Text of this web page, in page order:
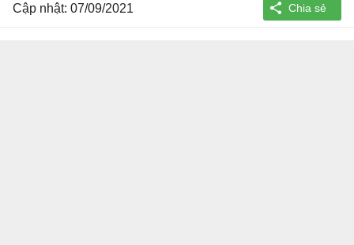
Cập nhật: 07/09/2021